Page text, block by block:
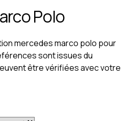
Polo
mercedes marco polo pour
sont issues du
être vérifiées avec votre